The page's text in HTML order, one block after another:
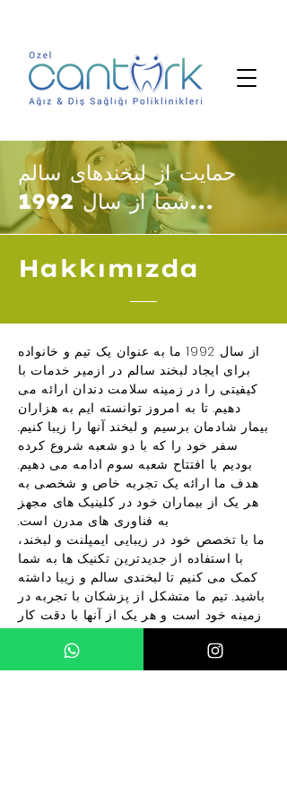
حمایت از لبخندهای سالم
شما از سال 1992...
Hakkımızda
از سال 1992 ما به عنوان یک تیم و خانواده
برای ایجاد لبخند سالم در ازمیر خدمات با
کیفیتی را در زمینه سلامت دندان ارائه می
دهیم. تا به امروز توانسته ایم به هزاران
بیمار شادمان برسیم و لبخند آنها را زیبا کنیم.
سفر خود را که با دو شعبه شروع کرده
بودیم با افتتاح شعبه سوم ادامه می دهیم.
هدف ما ارائه یک تجربه خاص و شخصی به
هر یک از بیماران خود در کلینیک های مجهز
به فناوری های مدرن است.
ما با تخصص خود در زیبایی ایمپلنت و لبخند،
با استفاده از جدیدترین تکنیک ها به شما
کمک می کنیم تا لبخندی سالم و زیبا داشته
باشید. تیم ما متشکل از پزشکان با تجربه در
زمینه خود است و هر یک از آنها با دقت کار
می کنند تا مناسب ترین راه حل ها را برای
نیازهای بیماران خود ارائه دهند.
سلامت دندان شما برای ما در اولویت است.